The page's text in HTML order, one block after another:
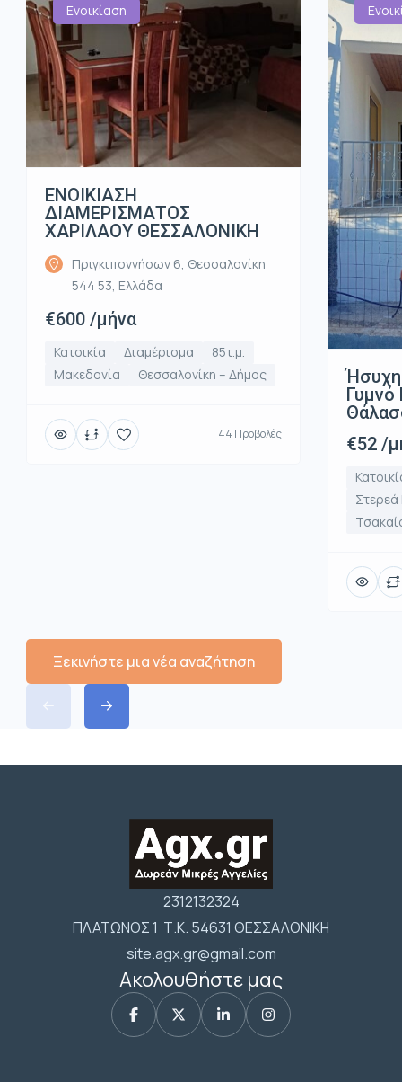
Ενοικίαση
ΕΝΟΙΚΙΑΣΗ
ΔΙΑΜΕΡΙΣΜΑΤΟΣ
ΧΑΡΙΛΑΟΥ ΘΕΣΣΑΛΟΝΙΚΗ
Πριγκιποννήσων 6, Θεσσαλονίκη
544 53, Ελλάδα
€600 /μήνα
Κατοικία Διαμέρισμα
85τ.μ.
Μακεδονία
Θεσσαλονίκη – Δήμος
44 Προβολές
Γυμνό
€52 /
Ξεκινήστε μια νέα αναζήτηση
2312132324
ΠΛΑΤΩΝΟΣ 1 Τ.Κ. 54631 ΘΕΣΣΑΛΟΝΙΚΗ
site.agx.gr@gmail.com
Ακολουθήστε μας